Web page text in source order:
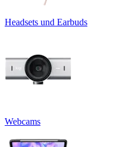
Headsets und Earbuds
Webcams